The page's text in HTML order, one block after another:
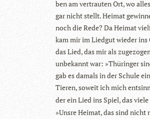
ben am ver­trau­ten Ort, wo
gar nicht stellt. Hei­mat
noch die Rede? Da Hei­mat
kam mir im Lied­gut wie­der ins
das Lied, das mir als
unbe­kannt war: »Thü­rin­ger
gab es damals in der Schule
Tie­ren, soweit ich mich
der ein Lied ins Spiel, das
»Unsre Hei­mat, das sind